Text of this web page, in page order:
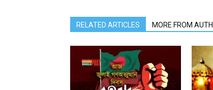
RELATED ARTICLES MORE FROM